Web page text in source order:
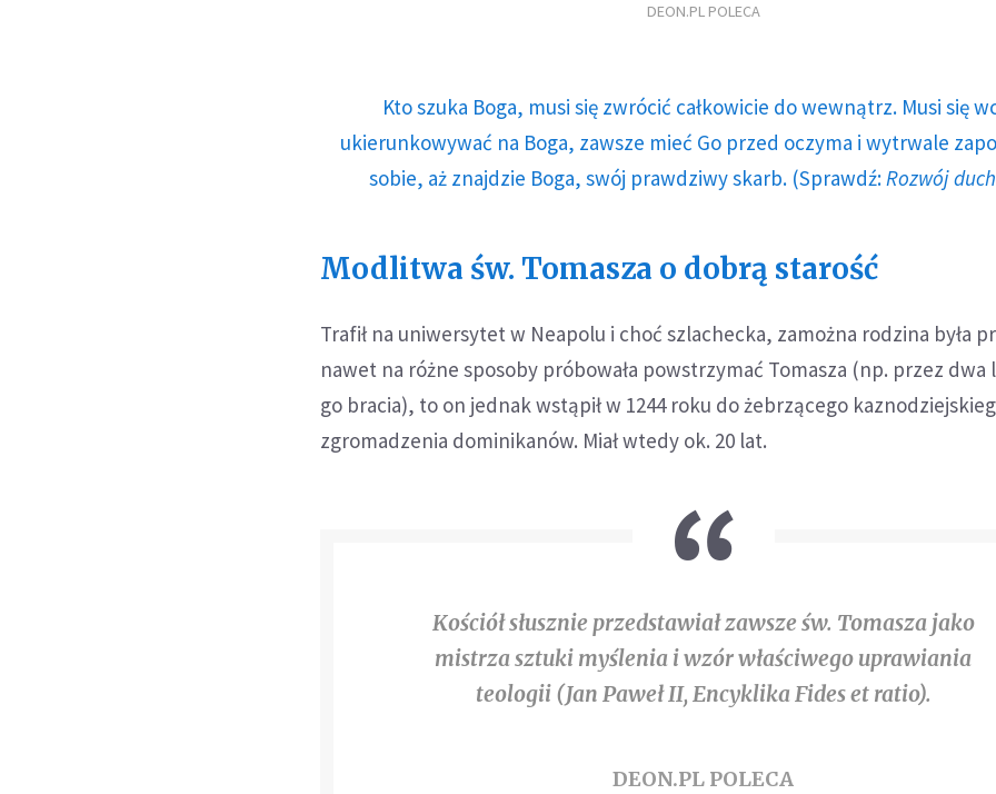
DEON.PL POLECA
Kto szuka Boga, musi się zwrócić całkowicie do wewnątrz. Musi się
ukierunkowywać na Boga, zawsze mieć Go przed oczyma i wytrwale
sobie, aż znajdzie Boga, swój prawdziwy skarb. (Sprawdź: Rozwój
Modlitwa św. Tomasza o dobrą starość
Trafił na uniwersytet w Neapolu i choć szlachecka, zamożna rodzina była
nawet na różne sposoby próbowała powstrzymać Tomasza (np. przez dwa
go bracia), to on jednak wstąpił w 1244 roku do żebrzącego
zgromadzenia dominikanów. Miał wtedy ok. 20 lat.
Kościół słusznie przedstawiał zawsze św. Tomasza jako
mistrza sztuki myślenia i wzór właściwego uprawiania
teologii (Jan Paweł II, Encyklika Fides et ratio).
DEON.PL POLECA